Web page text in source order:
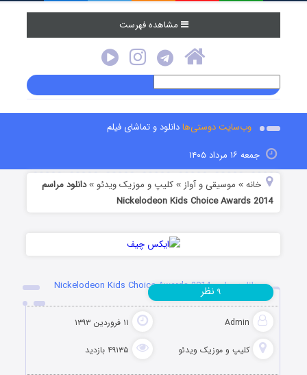
مشاهده فهرست
وب‌سایت دوستی‌هادانلود و تماشای فیلم
جمعه ۱۶ مرداد ۱۴۰۵
خانه » موسیقی و آواز »کلیپ و موزیک ویدئو »دانلود مراسم
Nickelodeon Kids Choice Awards 2014
دانلود مراسم Nickelodeon Kids Choice Awards 2014
Admin ۱۱ فروردین ۱۳۹۳
کلیپ و موزیک ویدئو ۴۹۱۳۵ بازدید
۹ نظر